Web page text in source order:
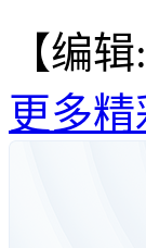
【编
更多